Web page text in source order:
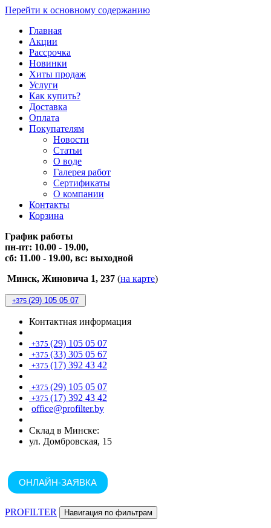
Перейти к основному содержанию
Главная
Акции
Рассрочка
Новинки
Хиты продаж
Услуги
Как купить?
Доставка
Оплата
Покупателям
Новости
Статьи
О воде
Галерея работ
Сертификаты
О компании
Контакты
Корзина
График работы
пн-пт: 10.00 - 19.00,
сб: 11.00 - 19.00, вс: выходной
Минск, Жиновича 1, 237 (на карте)
+375 (29) 105 05 07
Контактная информация
+375 (29) 105 05 07
+375 (33) 305 05 67
+375 (17) 392 43 42
+375 (29) 105 05 07
+375 (17) 392 43 42
office@profilter.by
Склад в Минске:
ул. Домбровская, 15
ОНЛАЙН-ЗАЯВКА
PROFILTER Навигация по фильтрам